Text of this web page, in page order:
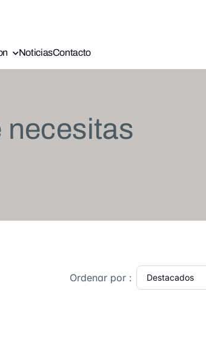
NoticiasContacto
necesitas
Ordenar por :